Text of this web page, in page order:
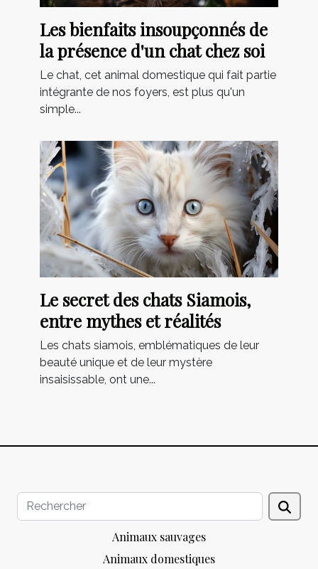
Les bienfaits insoupçonnés de
la présence d'un chat chez soi
Le chat, cet animal domestique qui fait partie
intégrante de nos foyers, est plus qu'un
simple...
Le secret des chats Siamois,
entre mythes et réalités
Les chats siamois, emblématiques de leur
beauté unique et de leur mystère
insaisissable, ont une...
Animaux sauvages
Animaux domestiques